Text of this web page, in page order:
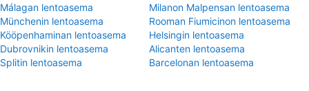
Málagan lentoasema
Milanon Malpensan lentoasema
Münchenin lentoasema
Rooman Fiumicinon lentoasema
Kööpenhaminan lentoasema
Helsingin lentoasema
Dubrovnikin lentoasema
Alicanten lentoasema
Splitin lentoasema
Barcelonan lentoasema